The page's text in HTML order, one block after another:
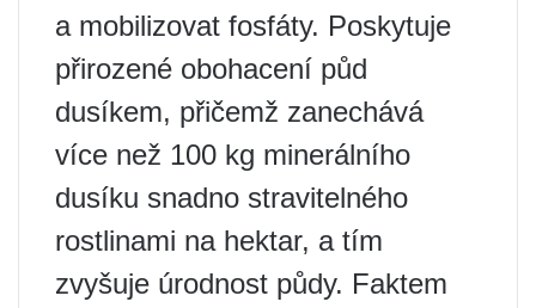
a mobilizovat fosfáty. Poskytuje
přirozené obohacení půd
dusíkem, přičemž zanechává
více než 100 kg minerálního
dusíku snadno stravitelného
rostlinami na hektar, a tím
zvyšuje úrodnost půdy. Faktem